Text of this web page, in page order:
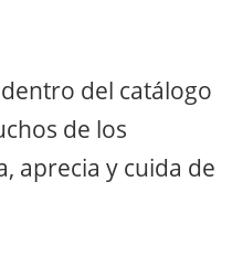
del catálogo
de los
aprecia y cuida de